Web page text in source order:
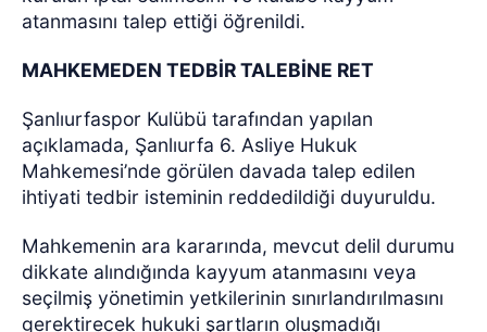
atanmasını talep ettiği öğrenildi.
MAHKEMEDEN TEDBİR TALEBİNE RET
Şanlıurfaspor Kulübü tarafından yapılan
açıklamada, Şanlıurfa 6. Asliye Hukuk
Mahkemesi’nde görülen davada talep edilen
ihtiyati tedbir isteminin reddedildiği duyuruldu.
Mahkemenin ara kararında, mevcut delil durumu
dikkate alındığında kayyum atanmasını veya
seçilmiş yönetimin yetkilerinin sınırlandırılmasını
gerektirecek hukuki şartların oluşmadığı